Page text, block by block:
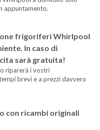
appuntamento.
frigoriferi Whirlpool
In caso di
sarà gratuita!
riparerà i vostri
brevi e a prezzi davvero
con ricambi originali